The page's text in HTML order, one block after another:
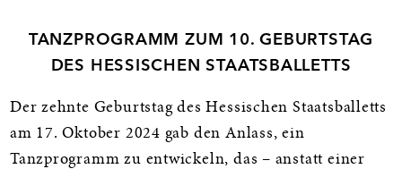
TANZPROGRAMM ZUM 10. GEBURTSTAG
DES HESSISCHEN STAATSBALLETTS
Der zehnte Geburtstag des Hessischen Staatsballetts
am 17. Oktober 2024 gab den Anlass, ein
Tanzprogramm zu entwickeln, das – anstatt einer